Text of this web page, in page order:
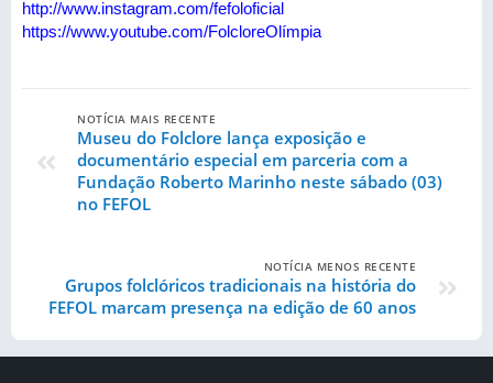
http://www.instagram.com/fefoloficial
https://www.youtube.com/FolcloreOlímpia
NOTÍCIA MAIS RECENTE
Museu do Folclore lança exposição e
documentário especial em parceria com a
Fundação Roberto Marinho neste sábado (03)
no FEFOL
NOTÍCIA MENOS RECENTE
Grupos folclóricos tradicionais na história do
FEFOL marcam presença na edição de 60 anos